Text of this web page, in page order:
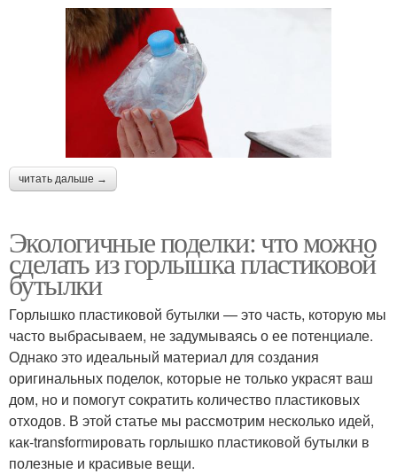
читать дальше →
Экологичные поделки: что можно
сделать из горлышка пластиковой
бутылки
Горлышко пластиковой бутылки — это часть, которую мы
часто выбрасываем, не задумываясь о ее потенциале.
Однако это идеальный материал для создания
оригинальных поделок, которые не только украсят ваш
дом, но и помогут сократить количество пластиковых
отходов. В этой статье мы рассмотрим несколько идей,
как-transformировать горлышко пластиковой бутылки в
полезные и красивые вещи.